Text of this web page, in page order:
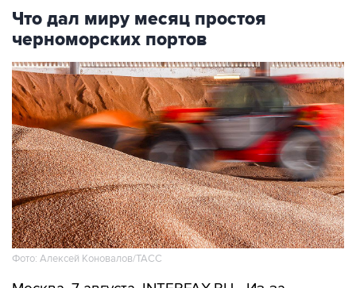
Что дал миру месяц простоя
черноморских портов
Фото: Алексей Коновалов/ТАСС